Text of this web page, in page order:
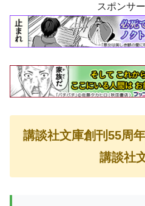
スポンサ
講談社文庫創刊55周
講談社